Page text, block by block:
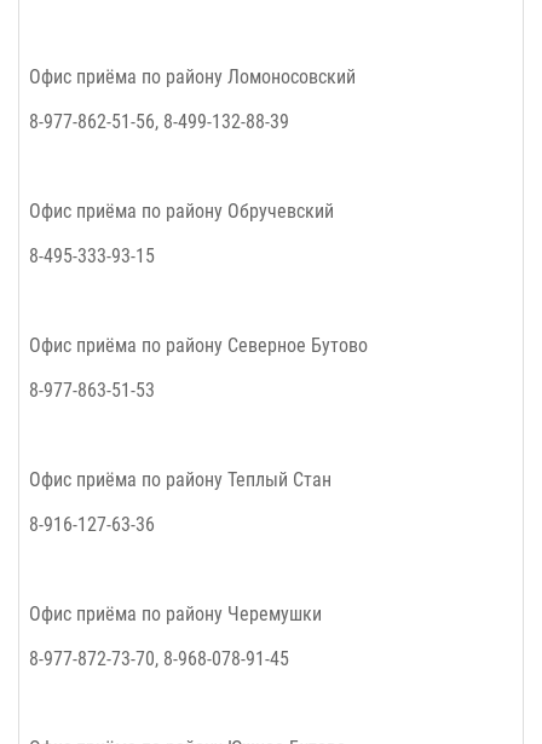
Офис приёма по району Ломоносовский
8-977-862-51-56, 8-499-132-88-39
Офис приёма по району Обручевский
8-495-333-93-15
Офис приёма по району Северное Бутово
8-977-863-51-53
Офис приёма по району Теплый Стан
8-916-127-63-36
Офис приёма по району Черемушки
8-977-872-73-70, 8-968-078-91-45